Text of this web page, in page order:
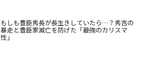
もしも豊臣秀長が長生きしていたら…？秀吉の
暴走と豊臣家滅亡を防げた「最強のカリスマ
性」